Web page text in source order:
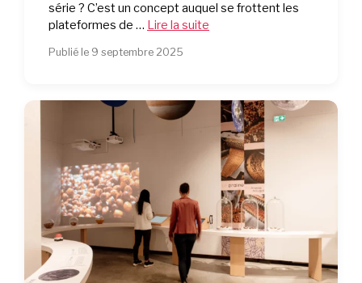
série ? C’est un concept auquel se frottent les
plateformes de … Lire la suite
Publié le 9 septembre 2025